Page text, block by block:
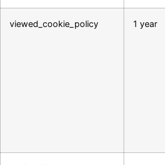
viewed_cookie_policy 1 year